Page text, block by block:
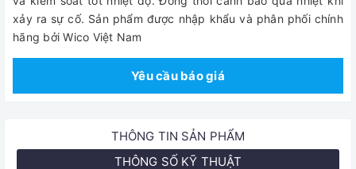
xảy ra sự cố. Sản phẩm được nhập khẩu và phân phối chính
hãng bởi Wico Việt Nam
Yêu cầu báo giá
THÔNG TIN SẢN PHẨM
THÔNG SỐ KỸ THUẬT